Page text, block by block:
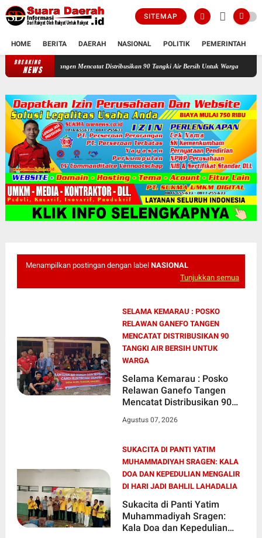
SITEMAP
HOME BERITA DAERAH NASIONAL POLITIK PEMERINTAH
BREAKING
NEWS
Tangen Mencatat Distribusikan 90 Tangki Air Bersih Untuk Warga Sukacita di
Menampilkan postingan dengan label NASIONAL
Tunjukkan semua
SELAMA KEMARAU : POSKO
RELAWAN GANEFO TANGEN
MENCATAT DISTRIBUSIKAN 90
TANGKI AIR BERSIH UNTUK
WARGA
Selama Kemarau : Posko
Relawan Ganefo Tangen
Mencatat Distribusikan 90
Warga
Agustus 07, 2026
SUKACITA DI PANTI YATIM
MUHAMMADIYAH SRAGEN: KALA
DOA DAN KEPEDULIAN MENGALIR
DI HARI JADI BAHLIL LAHADALIA
Sukacita di Panti Yatim
Muhammadiyah Sragen:
Kala Doa dan Kepedulian